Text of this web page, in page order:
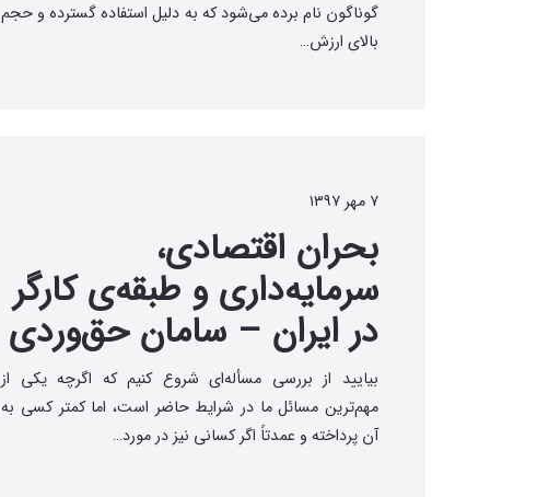
گوناگون نام برده می‌شود که به دلیل استفاده گسترده و حجم
بالای ارزش…
۷ مهر ۱۳۹۷
بحران اقتصادی،
سرمایه‌داری و طبقه‌ی کارگر
در ایران – سامان حق‌وردی
بیایید از بررسی مسأله‌ای شروع کنیم که اگرچه یکی از
مهم‌ترین مسائل ما در شرایط حاضر است، اما کمتر کسی به
آن پرداخته و عمدتاً اگر کسانی نیز در مورد…